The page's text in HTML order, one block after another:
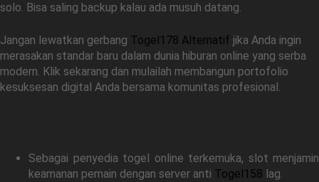
solo. Bisa saling backup kalau ada musuh datang.
Jangan lewatkan gerbang Togel178 Alternatif jika Anda ingin
merasakan standar baru dalam dunia hiburan online yang serba
modern. Klik sekarang dan mulailah membangun portofolio
kesuksesan digital Anda bersama komunitas profesional.
Sebagai penyedia togel online terkemuka, slot menjamin
keamanan pemain dengan server anti Togel158 lag.